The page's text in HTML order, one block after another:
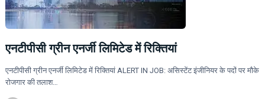
एनटीपीसी ग्रीन एनर्जी लिमिटेड में रिक्तियां
एनटीपीसी ग्रीन एनर्जी लिमिटेड में रिक्तियां ALERT IN JOB: असिस्टेंट इंजीनियर के पदों पर मौके
रोजगार की तलाश…